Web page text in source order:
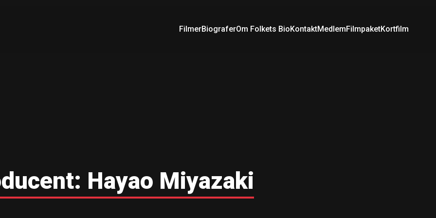
FilmerBiograferOm Folkets BioKontaktMedlemFilmpaketKortfilm
Hayao Miyazaki